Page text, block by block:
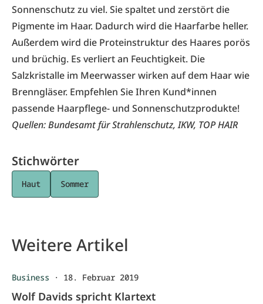
Sonnenschutz zu viel. Sie spaltet und zerstört die
Pigmente im Haar. Dadurch wird die Haarfarbe heller.
Außerdem wird die Proteinstruktur des Haares porös
und brüchig. Es verliert an Feuchtigkeit. Die
Salzkristalle im Meerwasser wirken auf dem Haar wie
Brenngläser. Empfehlen Sie Ihren Kund*innen
passende Haarpflege- und Sonnenschutzprodukte!
Quellen: Bundesamt für Strahlenschutz, IKW, TOP HAIR
Stichwörter
Haut Sommer
Weitere Artikel
Business · 18. Februar 2019
Wolf Davids spricht Klartext